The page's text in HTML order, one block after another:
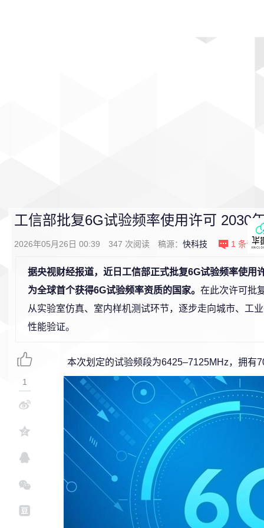
工信部批复6G试验频率使用许可 2030
2026年05月26日 00:39 347 次阅读 稿源： 快科技 1 条评论
据央视财经报道，近日工信部正式批复6G试验频率使用
为全球首个获得6G试验频率资质的国家。 在此次许可批
从实验室仿真、室内样机测试环节，逐步走向城市、工
性能验证。
本次划定的试验频段为6425–7125MHz，拥有
1